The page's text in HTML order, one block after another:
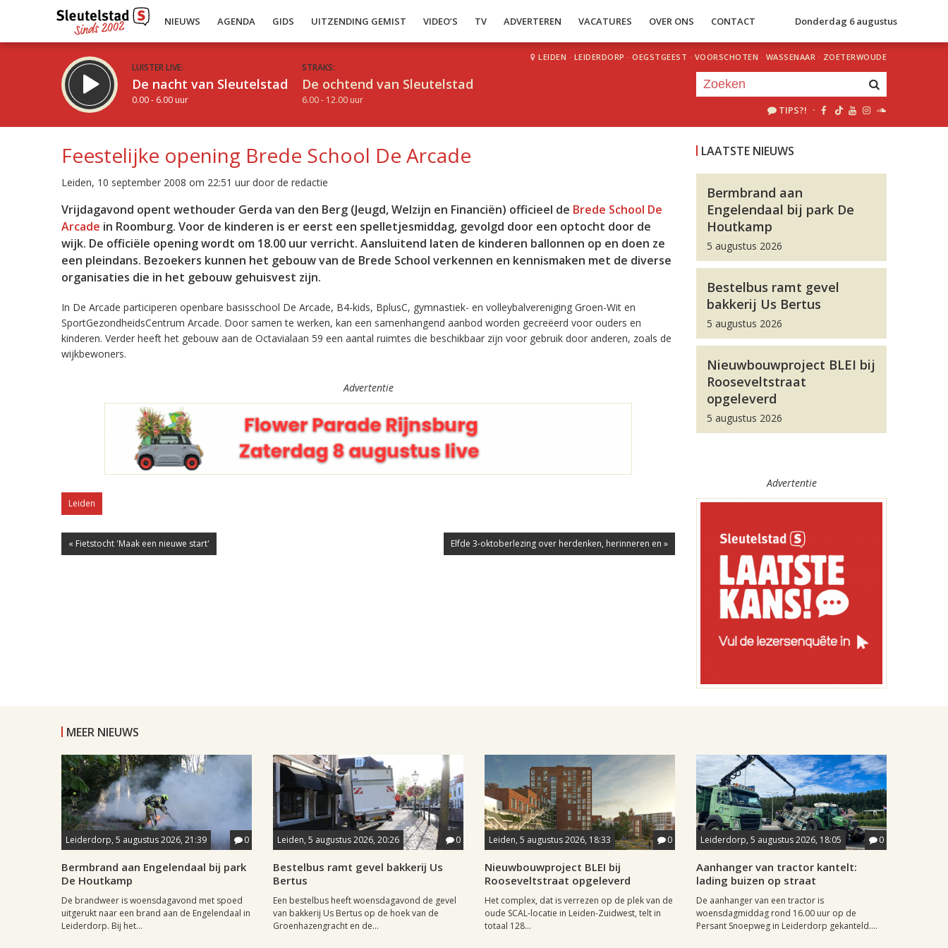
NIEUWS AGENDA GIDS UITZENDING GEMIST VIDEO’S TV ADVERTEREN VACATURES OVER ONS CONTACT Donderdag 6 augustus
LUISTER LIVE:
De nacht van Sleutelstad
0.00 - 6.00 uur
STRAKS:
De ochtend van Sleutelstad
6.00 - 12.00 uur
LEIDEN · LEIDERDORP · OEGSTGEEST · VOORSCHOTEN · WASSENAAR · ZOETERWOUDE
TIPS?! ·
Inklappen
Feestelijke opening Brede School De Arcade
Leiden, 10 september 2008 om 22:51 uur door de redactie
Vrijdagavond opent wethouder Gerda van den Berg (Jeugd, Welzijn en Financiën) officieel de Brede School De
Arcade in Roomburg. Voor de kinderen is er eerst een spelletjesmiddag, gevolgd door een optocht door de
wijk. De officiële opening wordt om 18.00 uur verricht. Aansluitend laten de kinderen ballonnen op en doen ze
een pleindans. Bezoekers kunnen het gebouw van de Brede School verkennen en kennismaken met de diverse
organisaties die in het gebouw gehuisvest zijn.
In De Arcade participeren openbare basisschool De Arcade, B4-kids, BplusC, gymnastiek- en volleybalvereniging Groen-Wit en
SportGezondheidsCentrum Arcade. Door samen te werken, kan een samenhangend aanbod worden gecreëerd voor ouders en
kinderen. Verder heeft het gebouw aan de Octavialaan 59 een aantal ruimtes die beschikbaar zijn voor gebruik door anderen, zoals de
wijkbewoners.
Advertentie
Leiden
« Fietstocht 'Maak een nieuwe start' Elfde 3-oktoberlezing over herdenken, herinneren en »
LAATSTE NIEUWS
Bermbrand aan
Engelendaal bij park De
Houtkamp
5 augustus 2026
Bestelbus ramt gevel
bakkerij Us Bertus
5 augustus 2026
Nieuwbouwproject BLEI bij
Rooseveltstraat
opgeleverd
5 augustus 2026
Advertentie
MEER NIEUWS
Leiderdorp, 5 augustus 2026, 21:39 0
Bermbrand aan Engelendaal bij park
De Houtkamp
De brandweer is woensdagavond met spoed
uitgerukt naar een brand aan de Engelendaal in
Leiderdorp. Bij het...
Leiden, 5 augustus 2026, 20:26 0
Bestelbus ramt gevel bakkerij Us
Bertus
Een bestelbus heeft woensdagavond de gevel
van bakkerij Us Bertus op de hoek van de
Groenhazengracht en de...
Leiden, 5 augustus 2026, 18:33 0
Nieuwbouwproject BLEI bij
Rooseveltstraat opgeleverd
Het complex, dat is verrezen op de plek van de
oude SCAL-locatie in Leiden-Zuidwest, telt in
totaal 128...
Leiderdorp, 5 augustus 2026, 18:05 0
Aanhanger van tractor kantelt:
lading buizen op straat
De aanhanger van een tractor is
woensdagmiddag rond 16.00 uur op de
Persant Snoepweg in Leiderdorp gekanteld....